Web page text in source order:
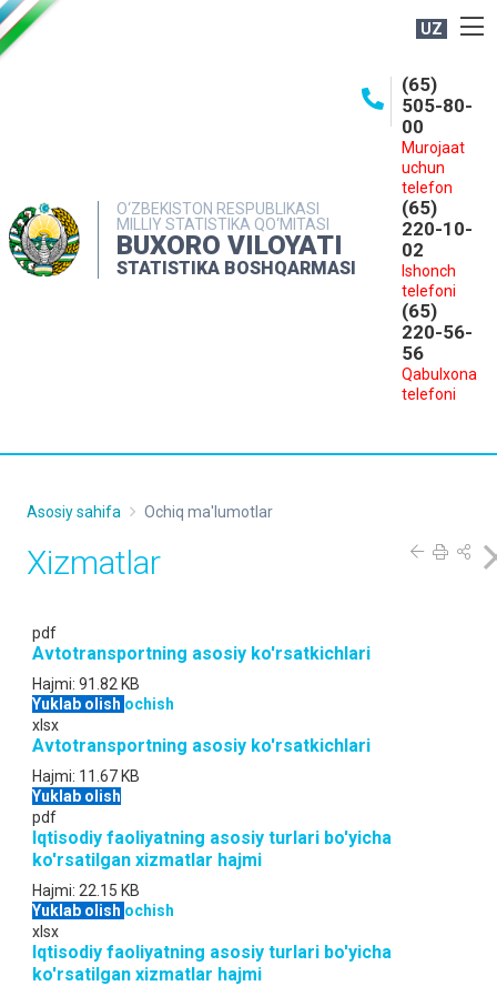
UZ
O‘ZBEKISTON RESPUBLIKASI
MILLIY STATISTIKA QO‘MITASI
BUXORO VILOYATI
STATISTIKA BOSHQARMASI
(65)
505-80-
00
Murojaat
uchun
telefon
(65)
220-10-
02
Ishonch
telefoni
(65)
220-56-
56
Qabulxona
telefoni
MATBUOT XIZMATI
MUROJAATLAR
Asosiy sahifa Ochiq ma'lumotlar
Xizmatlar
pdf
Аvtotransportning asosiy ko'rsatkichlari
Hajmi: 91.82 KB
Yuklab olish ochish
xlsx
Аvtotransportning asosiy ko'rsatkichlari
Hajmi: 11.67 KB
Yuklab olish
pdf
Iqtisodiy faoliyatning asosiy turlari bo'yicha
ko'rsatilgan xizmatlar hajmi
Hajmi: 22.15 KB
Yuklab olish ochish
xlsx
Iqtisodiy faoliyatning asosiy turlari bo'yicha
ko'rsatilgan xizmatlar hajmi